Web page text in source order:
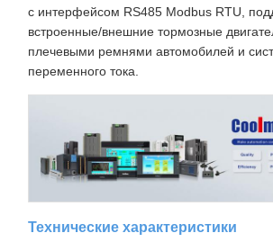
с интерфейсом RS485 Modbus RTU,
встроенные/внешние тормозные
плечевыми ремнями автомобилей и
переменного тока.
Технические характеристики